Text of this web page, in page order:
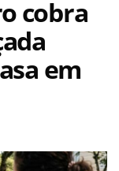
cobra
em